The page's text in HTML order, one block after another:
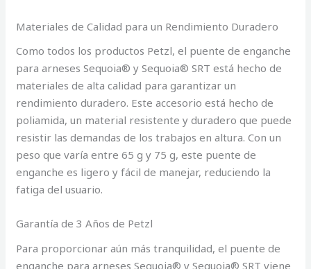
Materiales de Calidad para un Rendimiento Duradero
Como todos los productos Petzl, el puente de enganche
para arneses Sequoia® y Sequoia® SRT está hecho de
materiales de alta calidad para garantizar un
rendimiento duradero. Este accesorio está hecho de
poliamida, un material resistente y duradero que puede
resistir las demandas de los trabajos en altura. Con un
peso que varía entre 65 g y 75 g, este puente de
enganche es ligero y fácil de manejar, reduciendo la
fatiga del usuario.
Garantía de 3 Años de Petzl
Para proporcionar aún más tranquilidad, el puente de
enganche para arneses Sequoia® y Sequoia® SRT viene